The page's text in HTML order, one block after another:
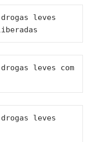
leves
leves com
leves